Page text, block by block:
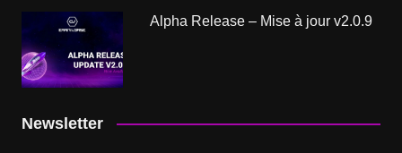
Alpha Release – Mise à jour v2.0.9
Newsletter